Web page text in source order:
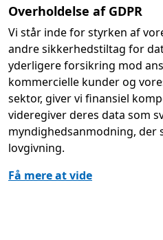
Overholdelse af GDPR
Vi står inde for styrken af
andre sikkerhedstiltag for
yderligere forsikring mod
kommercielle kunder og
sektor, giver vi finansiel
videregiver deres data som
myndighedsanmodning, der
lovgivning.
Få mere at vide